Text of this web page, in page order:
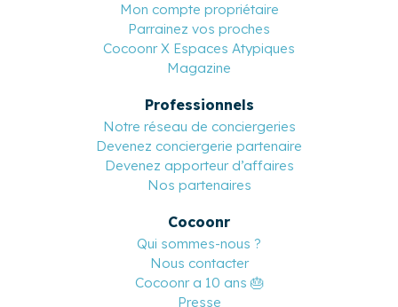
Mon compte propriétaire
Parrainez vos proches
Cocoonr X Espaces Atypiques
Magazine
Professionnels
Notre réseau de conciergeries
Devenez conciergerie partenaire
Devenez apporteur d’affaires
Nos partenaires
Cocoonr
Qui sommes-nous ?
Nous contacter
Cocoonr a 10 ans 🎂
Presse